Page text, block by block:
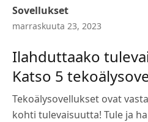
Sovellukset
marraskuuta 23, 2023
Ilahduttaako
Katso 5
Tekoälysovellukset ovat
kohti tulevaisuutta! Tule ja